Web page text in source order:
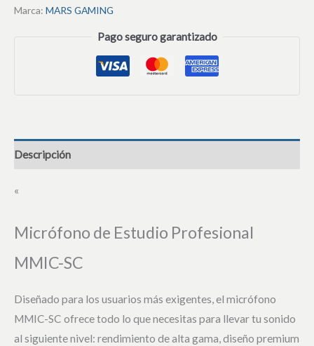
Marca: MARS GAMING
Pago seguro garantizado
Descripción
«
Micrófono de Estudio Profesional
MMIC-SC
Diseñado para los usuarios más exigentes, el micrófono
MMIC-SC ofrece todo lo que necesitas para llevar tu sonido
al siguiente nivel: rendimiento de alta gama, diseño premium